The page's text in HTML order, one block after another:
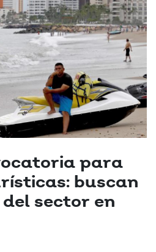
para
buscan
sector en